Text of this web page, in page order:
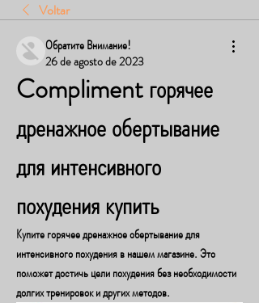
Voltar
Обратите Внимание!
26 de agosto de 2023
Compliment горячее
дренажное обертывание
для интенсивного
похудения купить
Купите горячее дренажное обертывание для
интенсивного похудения в нашем магазине. Это
поможет достичь цели похудения без необходимости
долгих тренировок и других методов.